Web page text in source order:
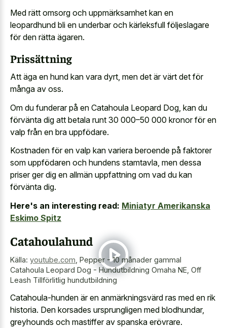
Med rätt omsorg och uppmärksamhet kan en
leopardhund bli en underbar och kärleksfull följeslagare
för den rätta ägaren.
Prissättning
Att äga en hund kan vara dyrt, men det är värt det för
många av oss.
Om du funderar på en Catahoula Leopard Dog, kan du
förvänta dig att betala runt 30 000–50 000 kronor för en
valp från en bra uppfödare.
Kostnaden för en valp kan variera beroende på faktorer
som uppfödaren och hundens stamtavla, men dessa
priser ger dig en allmän uppfattning om vad du kan
förvänta dig.
Here's an interesting read: Miniatyr Amerikanska
Eskimo Spitz
Catahoulahund
Källa: youtube.com Pepper - 10 månader gammal
Catahoula Leopard Dog - Hundutbildning Omaha NE, Off
Leash Tillförlitlig hundutbildning
Catahoula-hunden är en anmärkningsvärd ras med en rik
historia. Den korsades ursprungligen med blodhundar,
greyhounds och mastiffer av spanska erövrare.